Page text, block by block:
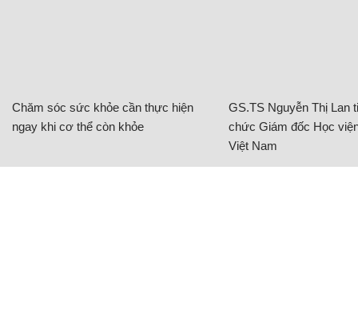
Chăm sóc sức khỏe cần thực hiện
ngay khi cơ thể còn khỏe
GS.TS Nguyễn Thị Lan
chức Giám đốc Học
Việt Nam